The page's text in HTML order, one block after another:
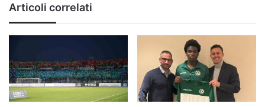
Articoli correlati